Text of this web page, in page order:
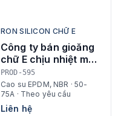
RON SILICON CHỮ E
Công ty bán gioăng
chữ E chịu nhiệt màu
đỏ, trắng Tây Ninh
PROD-595
Cao su EPDM, NBR · 50-
75A · Theo yêu cầu
Liên hệ